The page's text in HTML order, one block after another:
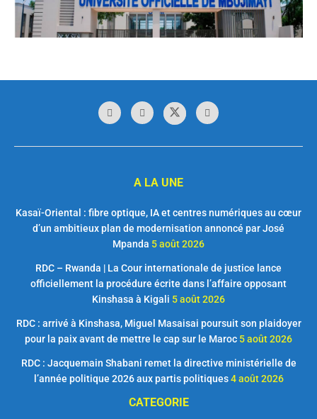
A LA UNE
Kasaï-Oriental : fibre optique, IA et centres numériques au cœur
d’un ambitieux plan de modernisation annoncé par José
Mpanda 5 août 2026
RDC – Rwanda | La Cour internationale de justice lance
officiellement la procédure écrite dans l’affaire opposant
Kinshasa à Kigali 5 août 2026
RDC : arrivé à Kinshasa, Miguel Masaisai poursuit son plaidoyer
pour la paix avant de mettre le cap sur le Maroc 5 août 2026
RDC : Jacquemain Shabani remet la directive ministérielle de
l’année politique 2026 aux partis politiques 4 août 2026
CATEGORIE